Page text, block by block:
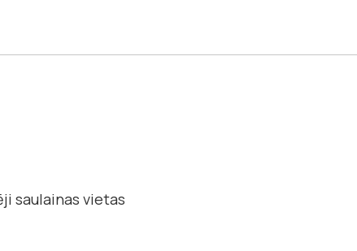
saulainas vietas